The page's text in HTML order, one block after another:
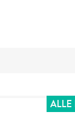
ALLE